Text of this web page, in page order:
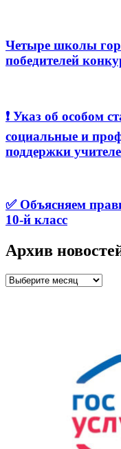
Четыре школы
победителей
❗️ Указ об особом
социальные и
поддержки
✅ Объясняем
10-й класс
Архив
Архив